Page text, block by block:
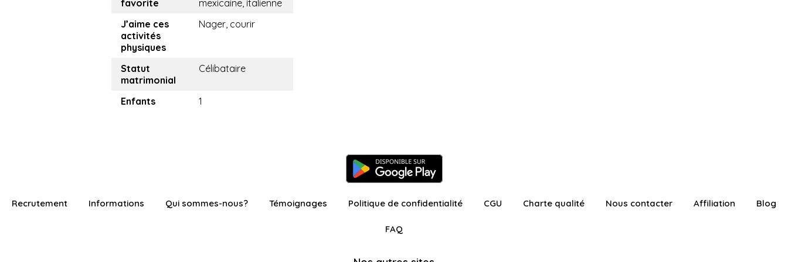
favorite
mexicaine, italienne
J’aime ces
activités
physiques
Nager, courir
Statut
matrimonial
Célibataire
Enfants 1
Recrutement Informations Qui sommes-nous? Témoignages Politique de confidentialité CGU Charte qualité Nous contacter Affiliation Blog
FAQ